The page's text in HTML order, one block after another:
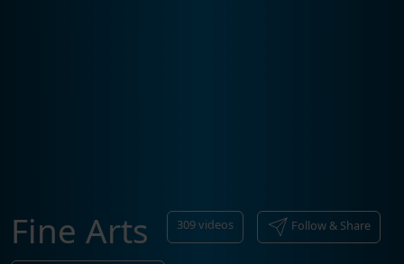
Fine Arts 309videos Follow & Share